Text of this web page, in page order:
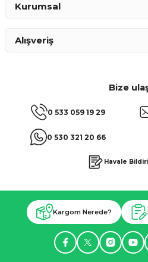
Bize
0 533 059 19 29
0 530 321 20 66
Havale
Kurumsal
Alışveriş
Kargom Nerede?